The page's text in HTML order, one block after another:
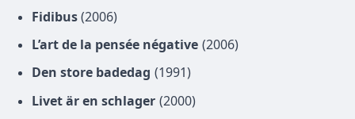
Fidibus (2006)
L’art de la pensée négative (2006)
Den store badedag (1991)
Livet är en schlager (2000)